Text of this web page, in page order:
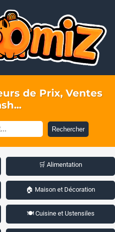
de Prix, Ventes
Rechercher
🛒 Alimentation
🏠 Maison et Décoration
🍽️ Cuisine et Ustensiles